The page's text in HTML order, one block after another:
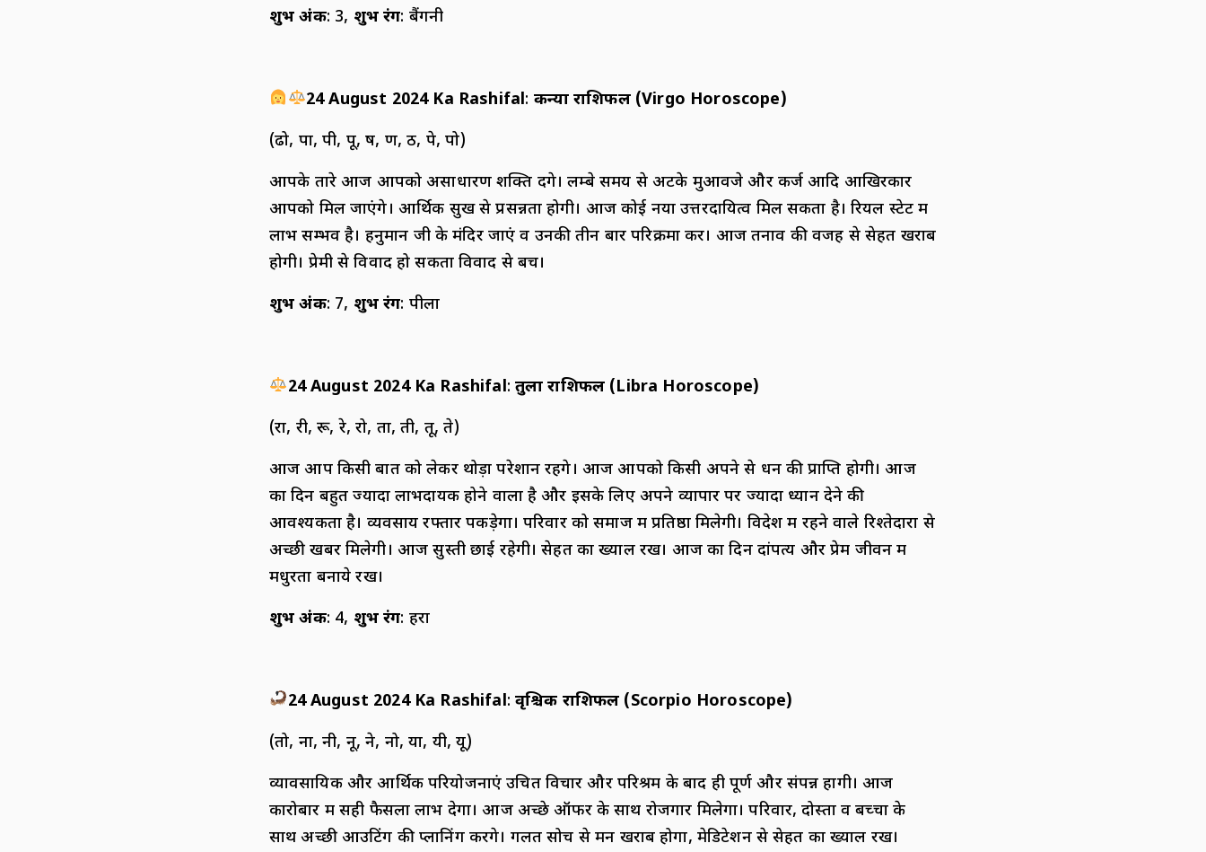
शुभ अंक: 3, शुभ रंग: बैंगनी
24 August 2024 Ka Rashifal: कन्या राशिफल (Virgo Horoscope)
(ढो, पा, पी, पू, ष, ण, ठ, पे, पो)
आपके तारे आज आपको असाधारण शक्ति देंगे। लम्बे समय से अटके मुआवजे और कर्ज आदि आखिरकार
आपको मिल जाएंगे। आर्थिक सुख से प्रसन्नता होगी। आज कोई नया उत्तरदायित्व मिल सकता है। रियल स्टेट में
लाभ सम्भव है। हनुमान जी के मंदिर जाएं व उनकी तीन बार परिक्रमा करें। आज तनाव की वजह से सेहत खराब
होगी। प्रेमी से विवाद हो सकता विवाद से बचें।
शुभ अंक: 7, शुभ रंग: पीला
24 August 2024 Ka Rashifal: तुला राशिफल (Libra Horoscope)
(रा, री, रू, रे, रो, ता, ती, तू, ते)
आज आप किसी बात को लेकर थोड़ा परेशान रहेंगे। आज आपको किसी अपने से धन की प्राप्ति होगी। आज
का दिन बहुत ज्यादा लाभदायक होने वाला है और इसके लिए अपने व्यापार पर ज्यादा ध्यान देने की
आवश्यकता है। व्यवसाय रफ्तार पकड़ेगा। परिवार को समाज में प्रतिष्ठा मिलेगी। विदेश में रहने वाले रिश्तेदारों से
अच्छी खबर मिलेगी। आज सुस्ती छाई रहेगी। सेहत का ख्याल रखें। आज का दिन दांपत्य और प्रेम जीवन में
मधुरता बनाये रखें।
शुभ अंक: 4, शुभ रंग: हरा
24 August 2024 Ka Rashifal: वृश्चिक राशिफल (Scorpio Horoscope)
(तो, ना, नी, नू, ने, नो, या, यी, यू)
व्यावसायिक और आर्थिक परियोजनाएं उचित विचार और परिश्रम के बाद ही पूर्ण और संपन्न होंगी। आज
कारोबार में सही फैसला लाभ देगा। आज अच्छे ऑफर के साथ रोजगार मिलेगा। परिवार, दोस्तों व बच्चों के
साथ अच्छी आउटिंग की प्लानिंग करेंगे। गलत सोच से मन खराब होगा, मेडिटेशन से सेहत का ख्याल रखें।